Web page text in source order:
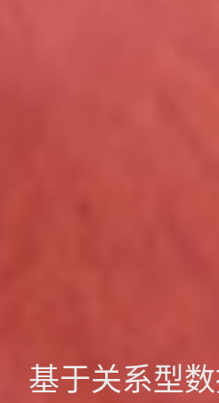
基于关系型